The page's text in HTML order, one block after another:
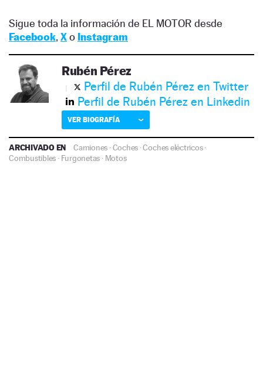
Sigue toda la información de EL MOTOR desde
Facebook, Xo Instagram
Rubén Pérez
Perfil de Rubén Pérez en Twitter
Perfil de Rubén Pérez en Linkedin
VER BIOGRAFÍA
ARCHIVADO EN Camiones ·Coches ·Coches eléctricos·
Combustibles · Furgonetas · Motos